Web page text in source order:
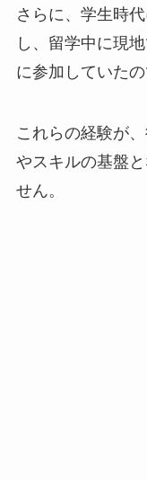
さらに、学生時
し、留学中に現
に参加していた
これらの経験が
やスキルの基盤
せん。